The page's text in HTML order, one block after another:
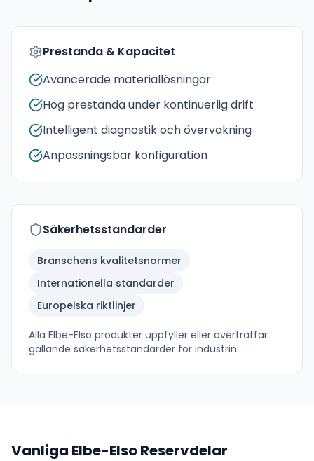
Prestanda & Kapacitet
Avancerade materiallösningar
Hög prestanda under kontinuerlig drift
Intelligent diagnostik och övervakning
Anpassningsbar konfiguration
Säkerhetsstandarder
Branschens kvalitetsnormer
Internationella standarder
Europeiska riktlinjer
Alla Elbe-Elso produkter uppfyller eller överträffar
gällande säkerhetsstandarder för industrin.
Vanliga Elbe-ElsoReservdelar